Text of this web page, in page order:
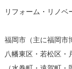
リフォーム・リノベ
福岡市（主に福岡市
八幡東区・若松区・